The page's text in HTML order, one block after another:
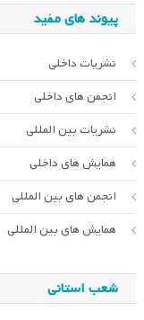
پیوند های مفید
نشریات داخلی
انجمن های داخلی
نشریات بین المللی
همایش های داخلی
انجمن های بین المللی
همایش های بین المللی
شعب استانی